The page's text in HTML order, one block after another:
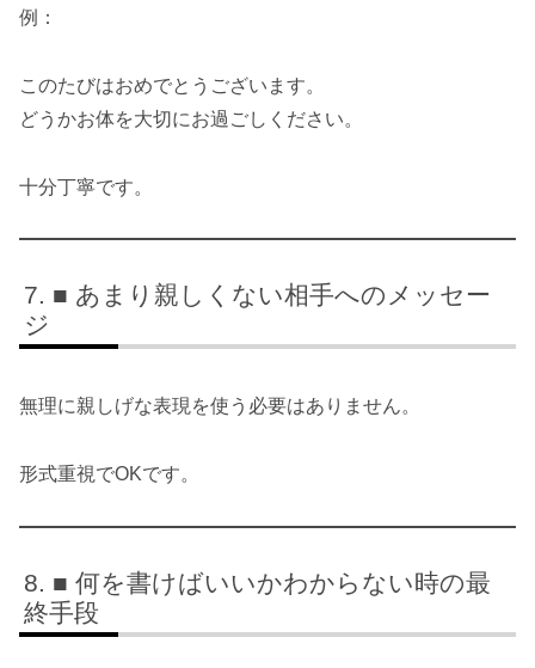
例：
このたびはおめでとうございます。
どうかお体を大切にお過ごしください。
十分丁寧です。
■ あまり親しくない相手へのメッセー
ジ
無理に親しげな表現を使う必要はありません。
形式重視でOKです。
■ 何を書けばいいかわからない時の最
終手段